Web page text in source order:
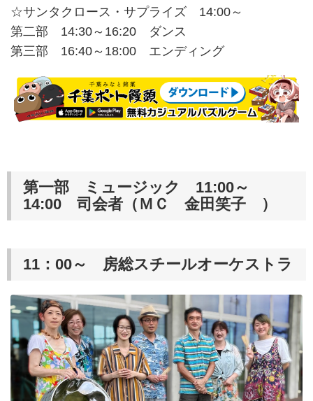
☆サンタクロース・サプライズ 14:00～
第二部 14:30～16:20 ダンス
第三部 16:40～18:00 エンディング
第一部 ミュージック 11:00～
14:00 司会者（ＭＣ 金田笑子 ）
11：00～ 房総スチールオーケストラ